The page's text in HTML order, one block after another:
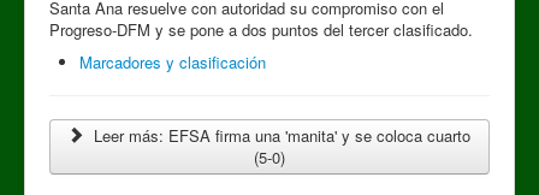
Santa Ana resuelve con autoridad su compromiso con el
Progreso-DFM y se pone a dos puntos del tercer clasificado.
Marcadores y clasificación
Leer más: EFSA firma una 'manita' y se coloca cuarto
(5-0)